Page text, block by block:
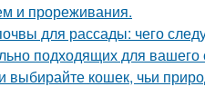
и прореживания.
для рассады: чего
подходящих для вашего
кошек, чьи